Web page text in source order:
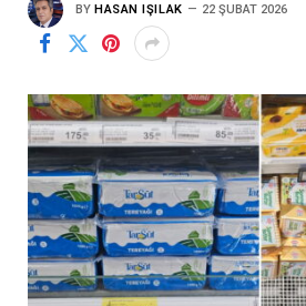
BY HASAN IŞILAK 22 ŞUBAT 2026